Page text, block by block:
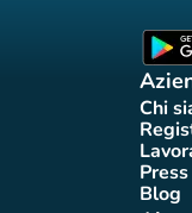
Chi
Press
Blog